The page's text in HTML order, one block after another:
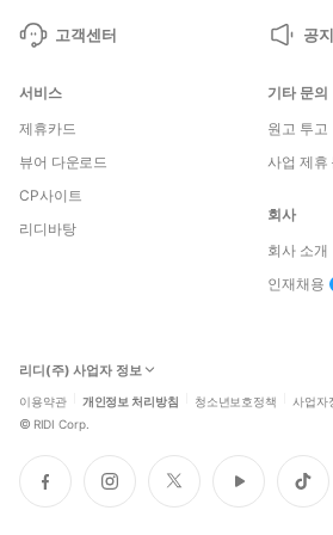
고객센터 공
서비스
제휴카드
뷰어 다운로드
CP사이트
리디바탕
기타 문의
원고 투고
사업 제휴
회사
회사 소개
인재채용
리디(주) 사업자 정보
이용약관 개인정보 처리방침 청소년보호정책 사업자
© RIDI Corp.
페
이
인
스
트
위
유
튜
틱
톡